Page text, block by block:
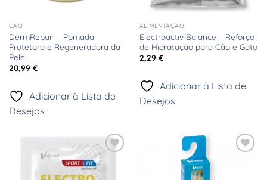
CÃO
DermRepair – Pomada
Protetora e Regeneradora da
Pele
20,99 €
Adicionar à Lista de
Desejos
ALIMENTAÇÃO
Electroactiv Balance – Reforço
de Hidratação para Cão e Gato
2,29 €
Adicionar à Lista de
Desejos
Adicionar
à Lista